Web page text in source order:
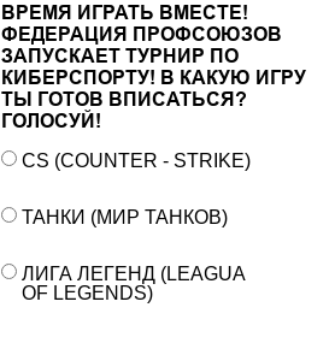
ВРЕМЯ ИГРАТЬ ВМЕСТЕ!
ФЕДЕРАЦИЯ ПРОФСОЮЗОВ
ЗАПУСКАЕТ ТУРНИР ПО
КИБЕРСПОРТУ! В КАКУЮ ИГРУ
ТЫ ГОТОВ ВПИСАТЬСЯ?
ГОЛОСУЙ!
CS (COUNTER - STRIKE)
ТАНКИ (МИР ТАНКОВ)
ЛИГА ЛЕГЕНД (LEAGUA
OF LEGENDS)